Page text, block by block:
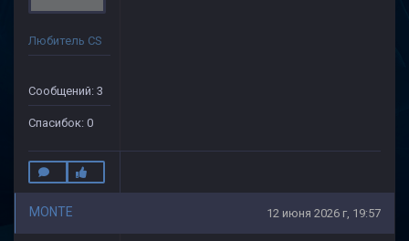
Любитель CS
Сообщений: 3
Спасибок: 0
MONTE 12 июня 2026 г, 19:57